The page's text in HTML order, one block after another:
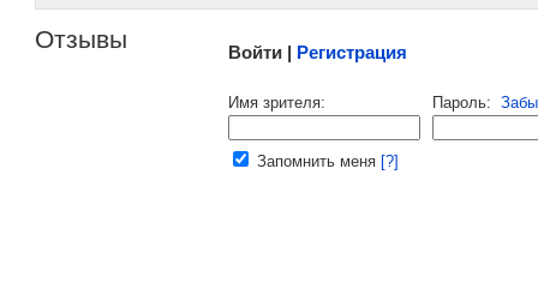
Отзывы Войти | Регистрация
Имя зрителя: Пароль:
Запомнить меня [?]